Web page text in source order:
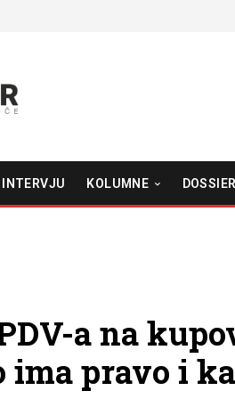
INTERVJU KOLUMNE DOSSIER
a na
ima pravo i